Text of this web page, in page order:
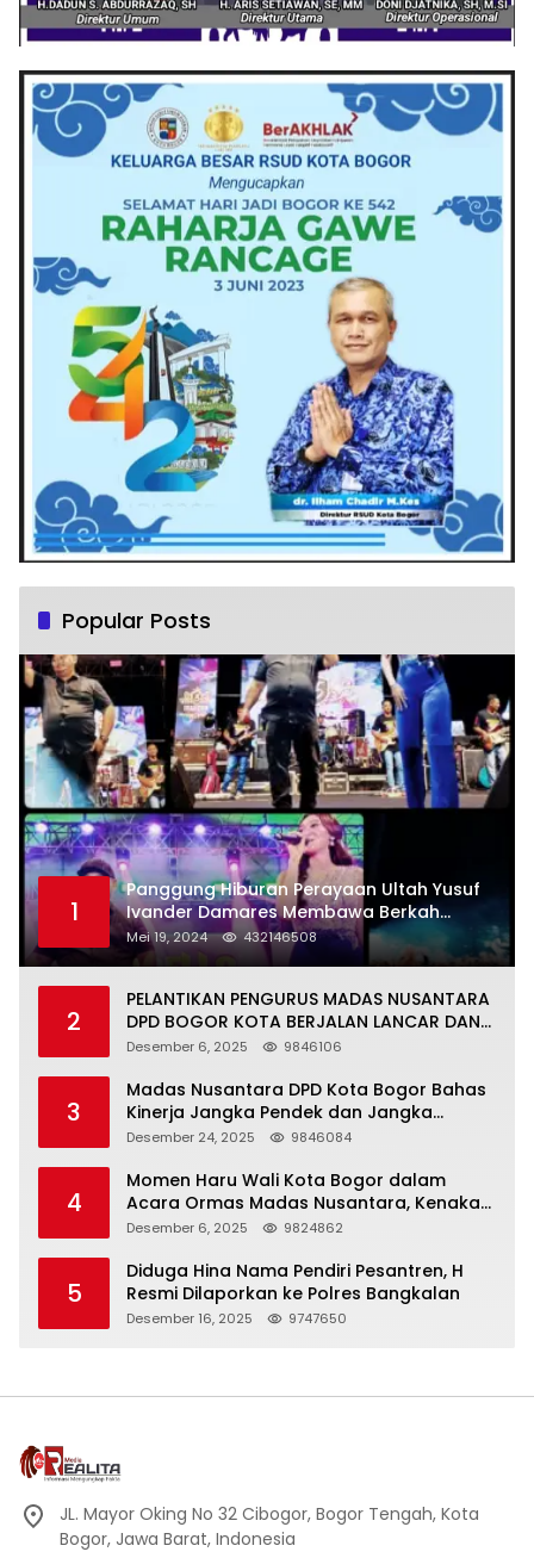
Popular Posts
1
Panggung Hiburan Perayaan Ultah Yusuf
Ivander Damares Membawa Berkah
Warga Kejapanan
Mei 19, 2024 432146508
2
PELANTIKAN PENGURUS MADAS NUSANTARA
DPD BOGOR KOTA BERJALAN LANCAR DAN
KHIDMAT
Desember 6, 2025 9846106
3
Madas Nusantara DPD Kota Bogor Bahas
Kinerja Jangka Pendek dan Jangka
Panjang
Desember 24, 2025 9846084
4
Momen Haru Wali Kota Bogor dalam
Acara Ormas Madas Nusantara, Kenakan
Peci Hitam Tinggi sebagai Simbol
Desember 6, 2025 9824862
5
Diduga Hina Nama Pendiri Pesantren, H
Resmi Dilaporkan ke Polres Bangkalan
Desember 16, 2025 9747650
JL. Mayor Oking No 32 Cibogor, Bogor Tengah, Kota
Bogor, Jawa Barat, Indonesia